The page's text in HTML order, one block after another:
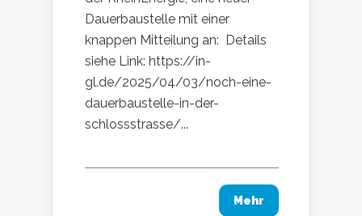
Dauerbaustelle mit einer
knappen Mitteilung an: Details
siehe Link: https://in-
gl.de/2025/04/03/noch-eine-
dauerbaustelle-in-der-
schlossstrasse/...
Mehr